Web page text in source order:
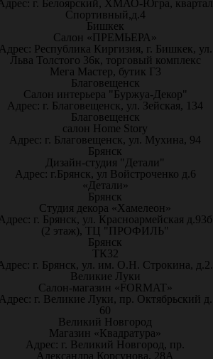
г. Белоярский, ХМАО-Югра, квартал
Спортивный,д.4
Бишкек
Салон «ПРЕМЬЕРА»
Республика Киргизия, г. Бишкек, ул.
Льва Толстого 36к, торговый комплекс
Мега Мастер, бутик Г3
Благовещенск
Салон интерьера "Буржуа-Декор"
Адрес: г. Благовещенск, ул. Зейская, 134
Благовещенск
салон Home Story
Адрес: г. Благовещенск, ул. Мухина, 94
Брянск
Дизайн-студия "Детали"
Адрес: г.Брянск, ул Войстроченко д.6
«Детали»
Брянск
Студия декора «Хамелеон»
г. Брянск, ул. Красноармейская д.93б
(2 этаж), ТЦ "ПРОФИЛЬ"
Брянск
ТК32
г. Брянск, ул. им. О.Н. Строкина, д.2.
Великие Луки
Салон-магазин «FORMAT»
г. Великие Луки, пр. Октябрьский д.
60
Великий Новгород
Магазин «Квадратура»
Адрес: г. Великий Новгород, пр.
Александра Корсунова, 28А